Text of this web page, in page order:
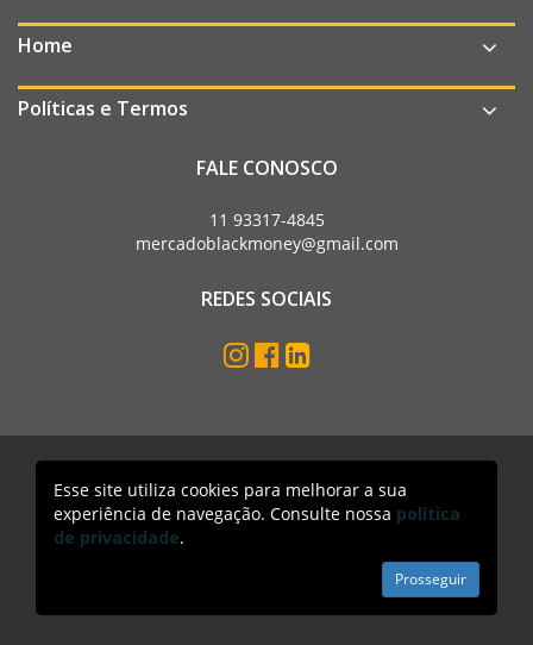
Home
Políticas e Termos
FALE CONOSCO
11 93317-4845
mercadoblackmoney@gmail.com
REDES SOCIAIS
Mercado Black Money. Todos os direitos reservados
Acesso lojista
Esse site utiliza cookies para melhorar a sua
experiência de navegação. Consulte nossa política
de privacidade.
Prosseguir